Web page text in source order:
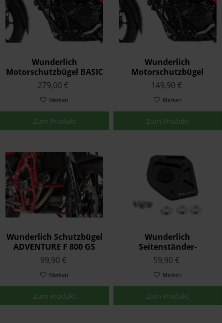
Wunderlich
Motorschutzbügel BASIC
- schwarz
279,00 €
Merken
Zum Produkt
Wunderlich
Motorschutzbügel
ADVENTURE - rot
149,90 €
Merken
Zum Produkt
Wunderlich Schutzbügel
ADVENTURE F 800 GS
(2017-2018) - rot
99,90 €
Merken
Zum Produkt
Wunderlich
Seitenständer-
Auflagevergrößerung -
Standard - schwarz
59,90 €
Merken
Zum Produkt